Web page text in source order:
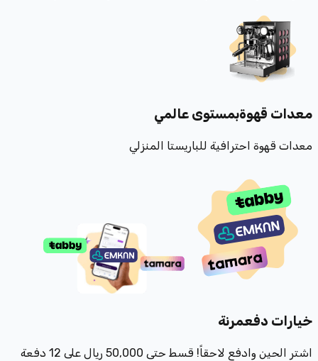
معدات قهوةبمستوى عالمي
معدات قهوة احترافية للباريستا المنزلي
خيارات دفعمرنة
اشتر الحين وادفع لاحقاً! قسط حتى 50,000 ريال على 12 دفعة